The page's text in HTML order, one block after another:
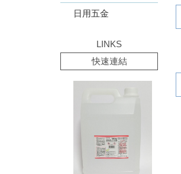
日用五金
LINKS
快速連結